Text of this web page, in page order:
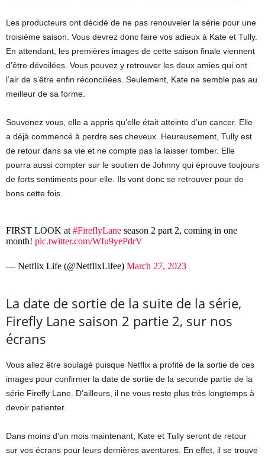
Les producteurs ont décidé de ne pas renouveler la série pour une
troisième saison. Vous devrez donc faire vos adieux à Kate et Tully.
En attendant, les premières images de cette saison finale viennent
d’être dévoilées. Vous pouvez y retrouver les deux amies qui ont
l’air de s’être enfin réconciliées. Seulement, Kate ne semble pas au
meilleur de sa forme.
Souvenez vous, elle a appris qu’elle était atteinte d’un cancer. Elle
a déjà commencé à perdre ses cheveux. Heureusement, Tully est
de retour dans sa vie et ne compte pas la laisser tomber. Elle
pourra aussi compter sur le soutien de Johnny qui éprouve toujours
de forts sentiments pour elle. Ils vont donc se retrouver pour de
bons cette fois.
FIRST LOOK at#FireflyLane season 2 part 2, coming in one
month! pic.twitter.com/Wfu9yePdrV
— Netflix Life (@NetflixLifee) March 27, 2023
La date de sortie de la suite de la série,
Firefly Lane saison 2 partie 2, sur nos
écrans
Vous allez être soulagé puisque Netflix a profité de la sortie de ces
images pour confirmer la date de sortie de la seconde partie de la
série Firefly Lane. D’ailleurs, il ne vous reste plus très longtemps à
devoir patienter.
Dans moins d’un mois maintenant, Kate et Tully seront de retour
sur vos écrans pour leurs dernières aventures. En effet, il se trouve